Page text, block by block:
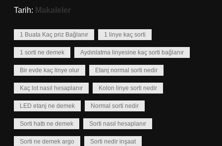
Tarih: Makaleler
1 Buata Kaç priz Bağlanır 1 linye kaç sorti
1 sorti ne demek Aydınlatma linyesine kaç sorti bağlanır
Bir evde kaç linye olur Etanj normal sorti nedir
Kaç lot nasıl hesaplanır Kolon linye sorti nedir
LED etanj ne demek Normal sorti nedir
Sorti hattı ne demek Sorti nasıl hesaplanır
Sorti ne demek argo Sorti nedir inşaat